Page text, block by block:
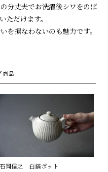
分丈夫でお洗濯後シワをのば
ただけます。
を損なわないのも魅力です。
商品
石岡信之 白鎬ポット